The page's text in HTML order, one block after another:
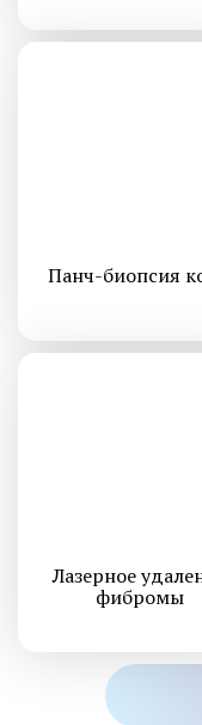
Панч-биопсия
Лазерное
фибромы